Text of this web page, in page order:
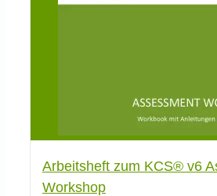
Arbeitsheft zum KCS® v6
Workshop